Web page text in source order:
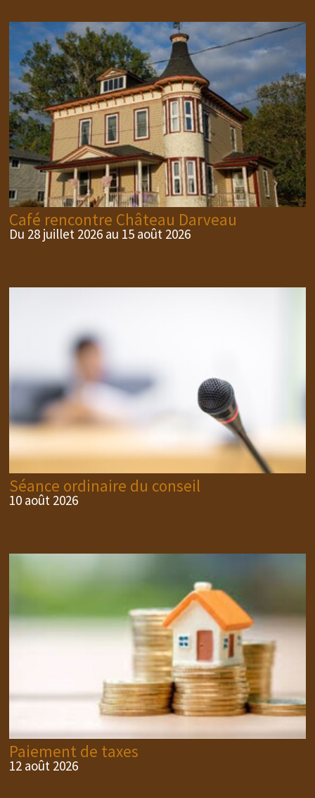
Café rencontre Château Darveau
Du 28 juillet 2026 au 15 août 2026
Séance ordinaire du conseil
10 août 2026
Paiement de taxes
12 août 2026